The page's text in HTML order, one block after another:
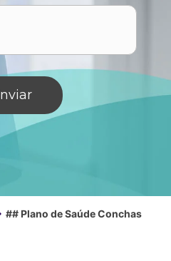
## Plano de Saúde Conchas